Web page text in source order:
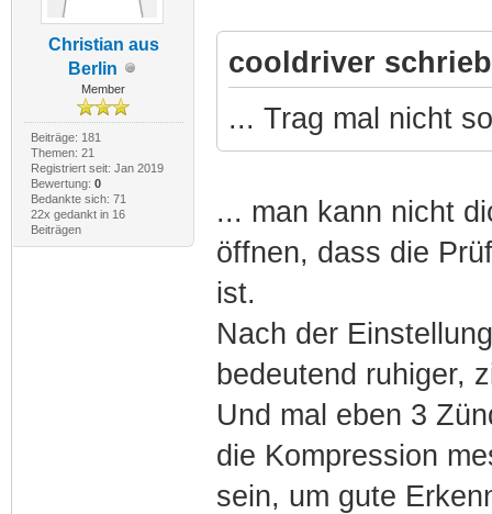
Christian aus
Berlin
Member
Beiträge: 181
Themen: 21
Registriert seit: Jan 2019
Bewertung: 0
Bedankte sich: 71
22x gedankt in 16
Beiträgen
cooldriver
... Trag mal nicht
... man kann nicht
öffnen, dass die
ist.
Nach der
bedeutend ruhiger,
Und mal eben 3
die Kompression
sein, um gute